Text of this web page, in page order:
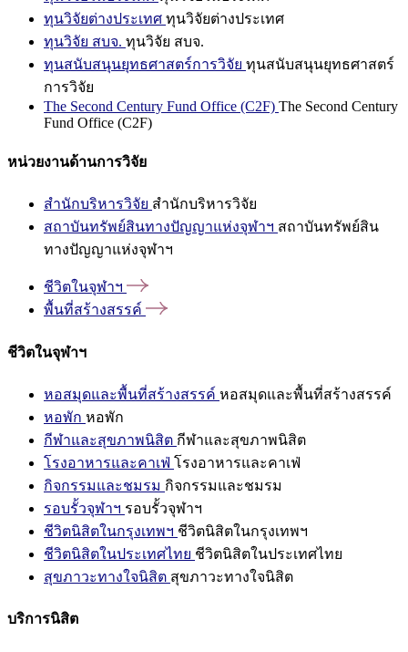
ทุนวิจัยต่างประเทศ ทุนวิจัยต่างประเทศ
ทุนวิจัย สบจ. ทุนวิจัย สบจ.
ทุนสนับสนุนยุทธศาสตร์การวิจัย ทุนสนับสนุนยุทธศาสตร์
การวิจัย
The Second Century Fund Office (C2F) The Second Century
Fund Office (C2F)
หน่วยงานด้านการวิจัย
สำนักบริหารวิจัย สำนักบริหารวิจัย
สถาบันทรัพย์สินทางปัญญาแห่งจุฬาฯ สถาบันทรัพย์สิน
ทางปัญญาแห่งจุฬาฯ
ชีวิตในจุฬาฯ
พื้นที่สร้างสรรค์
ชีวิตในจุฬาฯ
หอสมุดและพื้นที่สร้างสรรค์ หอสมุดและพื้นที่สร้างสรรค์
หอพัก หอพัก
กีฬาและสุขภาพนิสิต กีฬาและสุขภาพนิสิต
โรงอาหารและคาเฟ่ โรงอาหารและคาเฟ่
กิจกรรมและชมรม กิจกรรมและชมรม
รอบรั้วจุฬาฯ รอบรั้วจุฬาฯ
ชีวิตนิสิตในกรุงเทพฯ ชีวิตนิสิตในกรุงเทพฯ
ชีวิตนิสิตในประเทศไทย ชีวิตนิสิตในประเทศไทย
สุขภาวะทางใจนิสิต สุขภาวะทางใจนิสิต
บริการนิสิต